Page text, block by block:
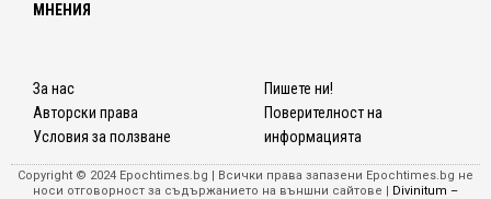
МНЕНИЯ
За нас
Авторски права
Условия за ползване
Пишете ни!
Поверителност на
информацията
Copyright © 2024 Epochtimes.bg | Всички права запазени Epochtimes.bg не
носи отговорност за съдържанието на външни сайтове |
Divinitum –